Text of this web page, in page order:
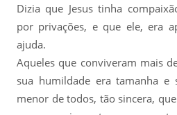
Dizia que Jesus tinha
por privações, e que ele, era
ajuda.
Aqueles que conviveram mais
sua humildade era tamanha
menor de todos, tão sincera,